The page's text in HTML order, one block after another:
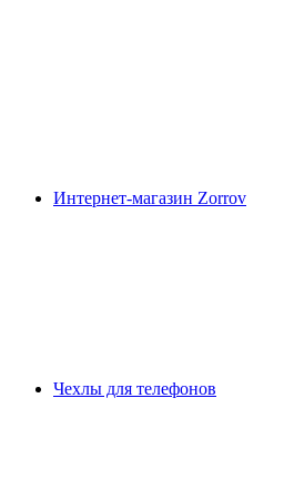
Интернет-магазин Zorrov
Чехлы для телефонов